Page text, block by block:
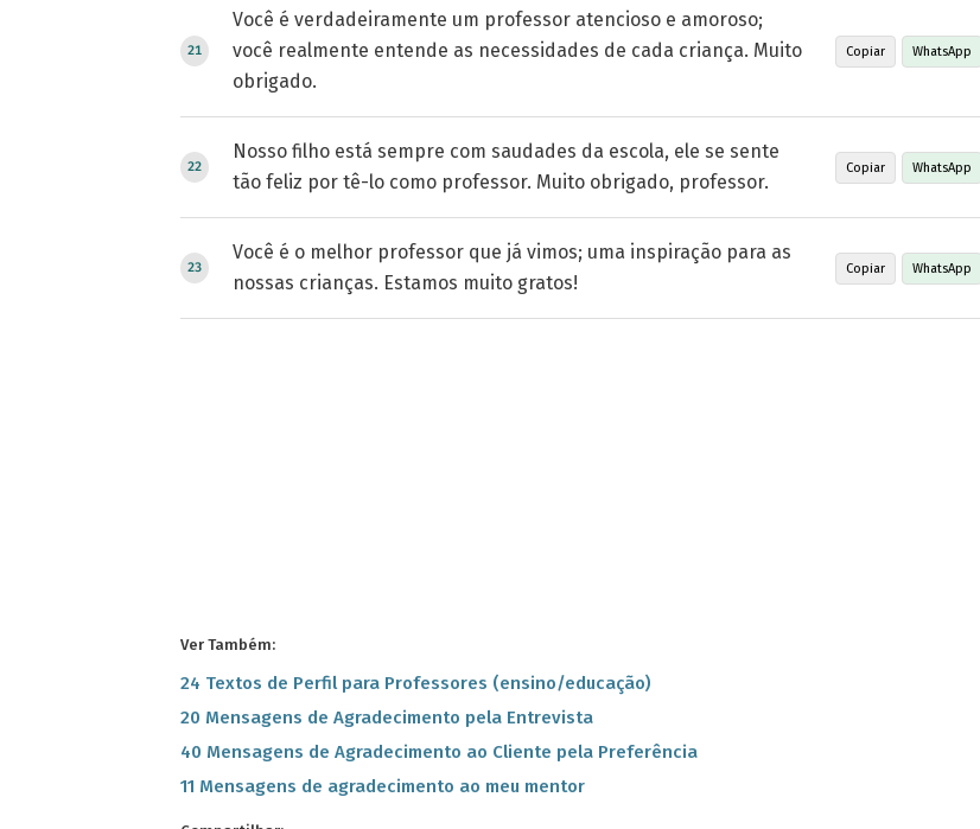
Você é verdadeiramente um professor atencioso e amoroso;
você realmente entende as necessidades de cada criança. Muito
obrigado.
Copiar WhatsApp
Nosso filho está sempre com saudades da escola, ele se sente
tão feliz por tê-lo como professor. Muito obrigado, professor.
Copiar WhatsApp
Você é o melhor professor que já vimos; uma inspiração para as
nossas crianças. Estamos muito gratos!
Copiar WhatsApp
Ver Também:
24 Textos de Perfil para Professores (ensino/educação)
20 Mensagens de Agradecimento pela Entrevista
40 Mensagens de Agradecimento ao Cliente pela Preferência
11 Mensagens de agradecimento ao meu mentor